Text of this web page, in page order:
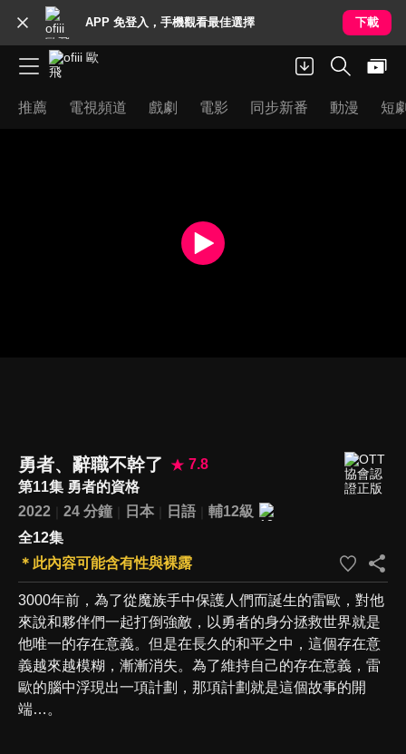
APP 免登入，手機觀看最佳選擇 下載
推薦 電視頻道 戲劇 電影 同步新番 動漫 短
勇者、辭職不幹了
7.8
第11集 勇者的資格
2022
24 分鐘 日本 日語
輔12級
全12集
＊此內容可能含有性與裸露
3000年前，為了從魔族手中保護人們而誕生的雷歐，對他
來說和夥伴們一起打倒強敵，以勇者的身分拯救世界就是
他唯一的存在意義。但是在長久的和平之中，這個存在意
義越來越模糊，漸漸消失。為了維持自己的存在意義，雷
歐的腦中浮現出一項計劃，那項計劃就是這個故事的開
端…。